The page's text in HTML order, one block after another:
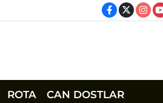
ROTA CAN DOSTLAR